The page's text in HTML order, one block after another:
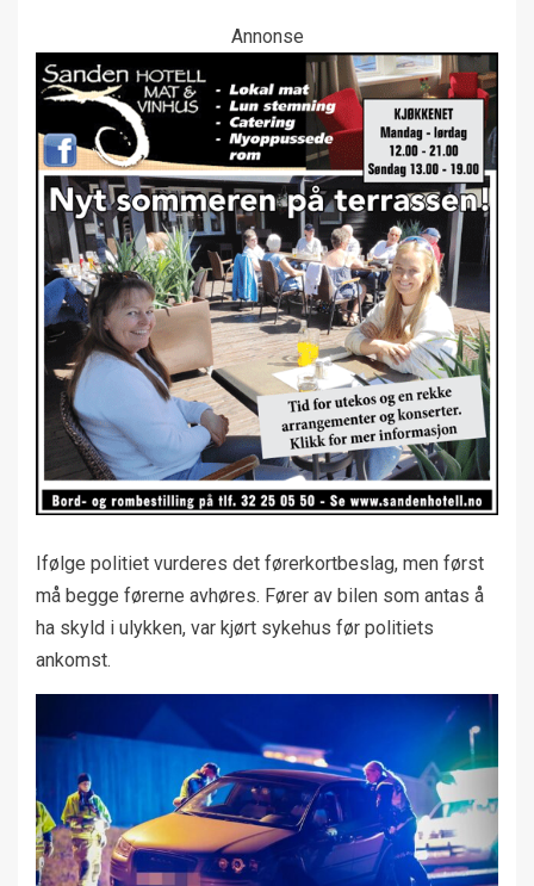
Annonse
Ifølge politiet vurderes det førerkortbeslag, men først
må begge førerne avhøres. Fører av bilen som antas å
ha skyld i ulykken, var kjørt sykehus før politiets
ankomst.